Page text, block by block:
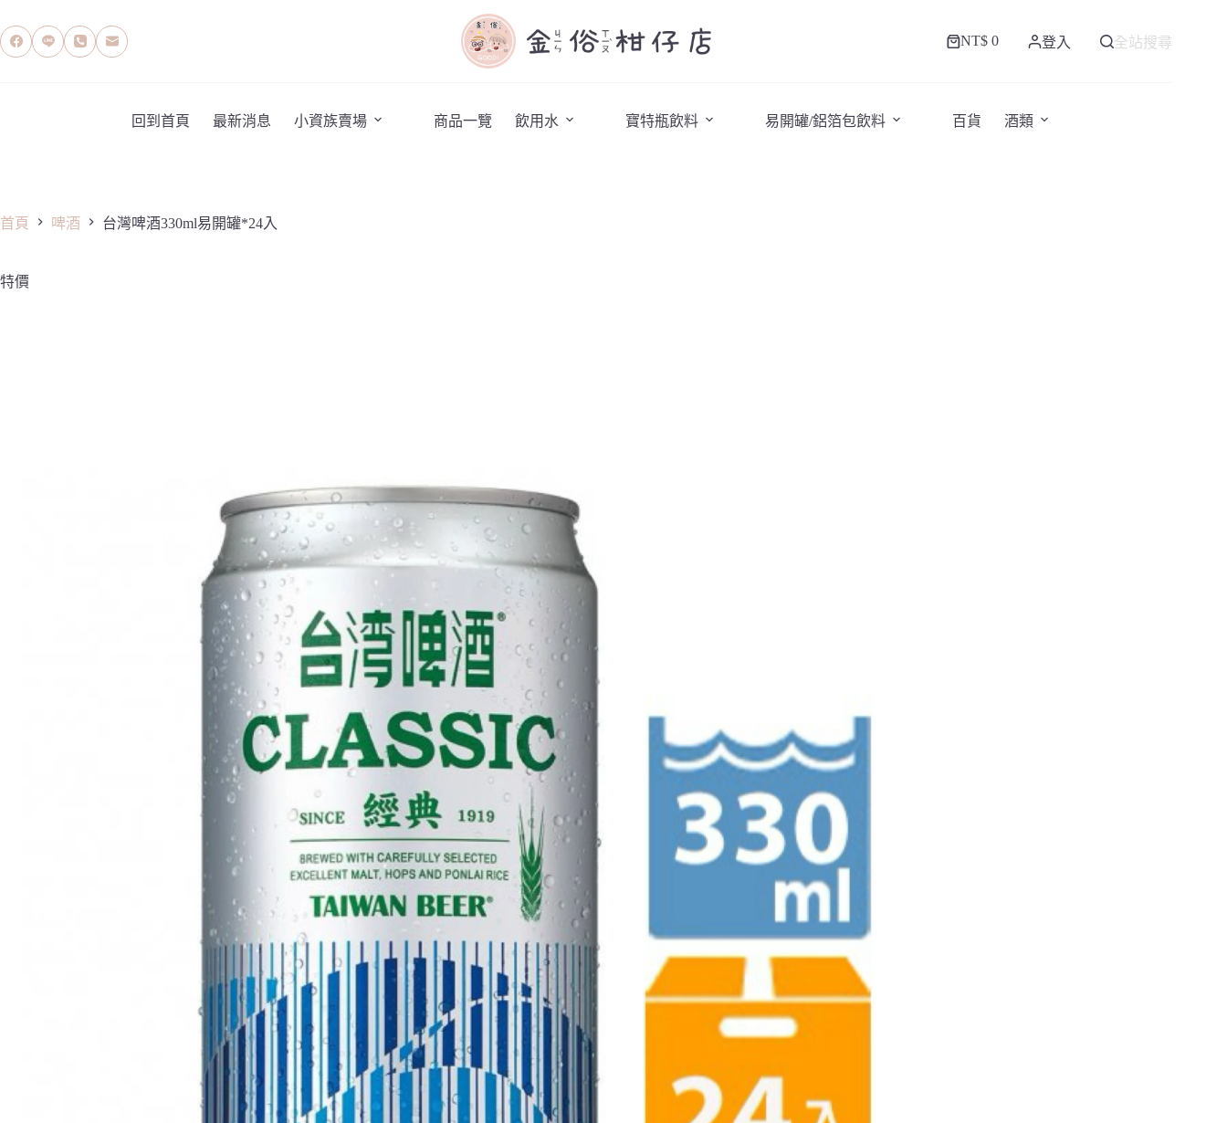
至
主
購
NT$ 0 登入 全站搜尋
回到首頁 最新消息 小資族賣場 商品一覽 飲用水 寶特瓶飲料 易開罐/鋁箔包飲料 百貨 酒類
首頁 啤酒 台灣啤酒330ml易開罐*24入
特價